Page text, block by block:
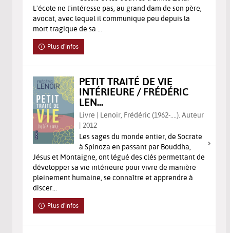
L'école ne l'intéresse pas, au grand dam de son père,
avocat, avec lequel il communique peu depuis la
mort tragique de sa ...
Plus d'infos
PETIT TRAITÉ DE VIE
INTÉRIEURE / FRÉDÉRIC
LEN...
Livre | Lenoir, Frédéric (1962-....). Auteur
| 2012
Les sages du monde entier, de Socrate
à Spinoza en passant par Bouddha,
Jésus et Montaigne, ont légué des clés permettant de
développer sa vie intérieure pour vivre de manière
pleinement humaine, se connaître et apprendre à
discer...
Plus d'infos